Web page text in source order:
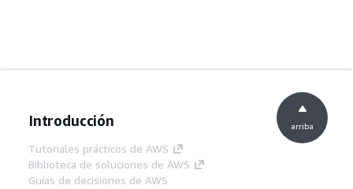
Introducción
Tutoriales prácticos de AWS
Biblioteca de soluciones de AWS
Guías de decisiones de AWS
arriba